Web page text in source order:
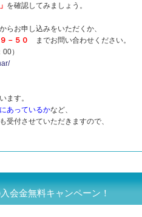
を確認してみましょう。
らお申し込みをいただくか、
－５０
までお問い合わせください。
）
ます。
あっているかなど、
受付させていただきますので、
金無料キャンペーン！